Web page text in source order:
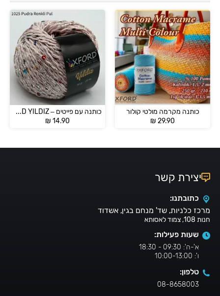
כותנה מקרמה מולטי קולור
₪ 29.90
כותנה עם פייטים – OXFORD YILDIZ
₪ 14.90
יצירת קשר
כתובתנו:
מרכז כלניות, שד' מנחם בגין, אשדוד
חנות 108, צמוד לאסותא
שעות פעילות:
א'-ה': 09:30 - 18:30
ו': 10:00-13:00
טלפון:
08-8658003